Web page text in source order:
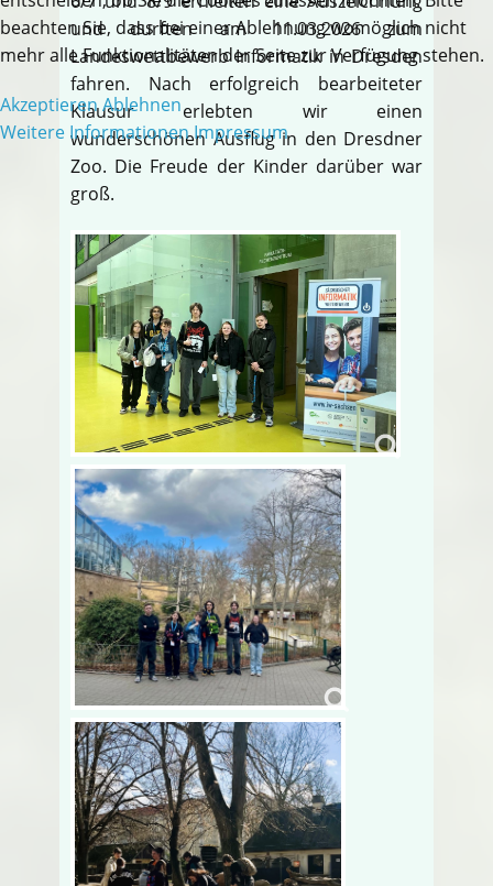
und durften am 11.03.2026 zum
Landeswettbewerb Informatik in Dresden
fahren. Nach erfolgreich bearbeiteter
Klausur erlebten wir einen
wunderschönen Ausflug in den Dresdner
Zoo. Die Freude der Kinder darüber war
groß.
beachten Sie, dass bei einer Ablehnung womöglich nicht
mehr alle Funktionalitäten der Seite zur Verfügung stehen.
AkzeptierenAblehnen
Weitere Informationen Impressum